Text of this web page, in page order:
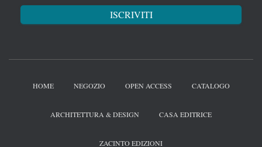
HOME NEGOZIO OPEN ACCESS CATALOGO
ARCHITETTURA & DESIGN CASA EDITRICE
ZACINTO EDIZIONI